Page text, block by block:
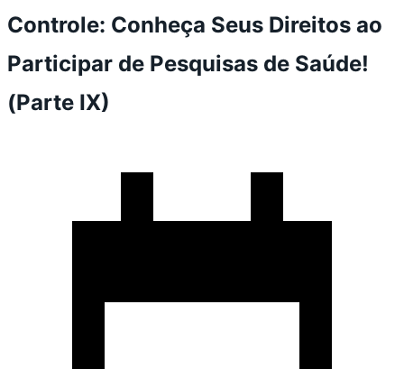
Controle: Conheça Seus Direitos ao
Participar de Pesquisas de Saúde!
(Parte IX)